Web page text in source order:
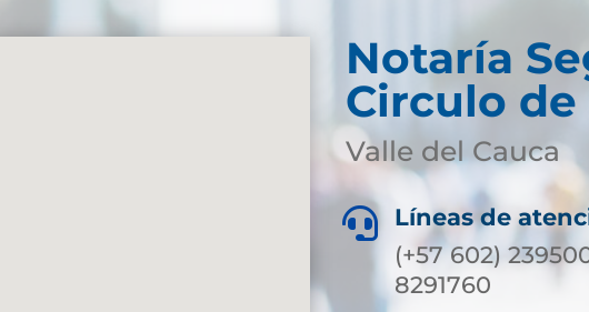
Notaría
Circulo de
Valle del Cauca

Líneas de
(+57 602)
8291760